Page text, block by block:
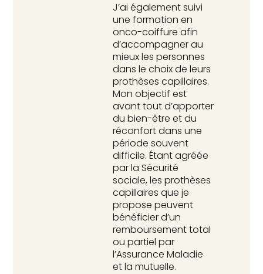
J’ai également suivi
une formation en
onco-coiffure afin
d’accompagner au
mieux les personnes
dans le choix de leurs
prothèses capillaires.
Mon objectif est
avant tout d’apporter
du bien-être et du
réconfort dans une
période souvent
difficile. Étant agréée
par la Sécurité
sociale, les prothèses
capillaires que je
propose peuvent
bénéficier d’un
remboursement total
ou partiel par
l’Assurance Maladie
et la mutuelle.